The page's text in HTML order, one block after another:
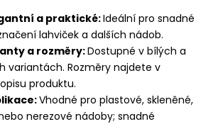
a praktické:Ideální pro snadné
lahviček a dalších nádob.
a rozměry:Dostupné v bílých a
variantách. Rozměry najdete v
produktu.
Vhodné pro plastové, skleněné,
nerezové nádoby; snadné